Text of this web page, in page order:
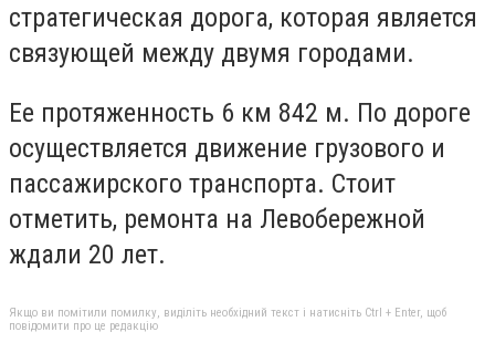
стратегическая дорога, которая является
связующей между двумя городами.
Ее протяженность 6 км 842 м. По дороге
осуществляется движение грузового и
пассажирского транспорта. Стоит
отметить, ремонта на Левобережной
ждали 20 лет.
Якщо ви помітили помилку, виділіть необхідний текст і натисніть Ctrl + Enter, щоб
повідомити про це редакцію